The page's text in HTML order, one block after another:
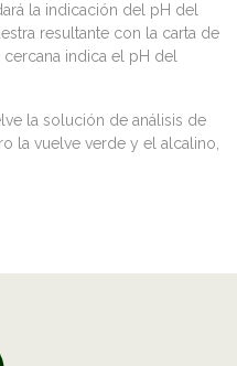
la indicación del pH del
resultante con la carta de
indica el pH del
la solución de análisis de
la vuelve verde y el alcalino,